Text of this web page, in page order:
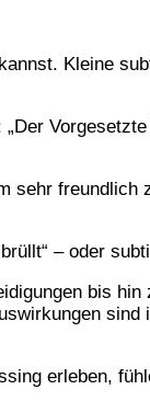
Kleine
sehr
– oder
bis
erleben,